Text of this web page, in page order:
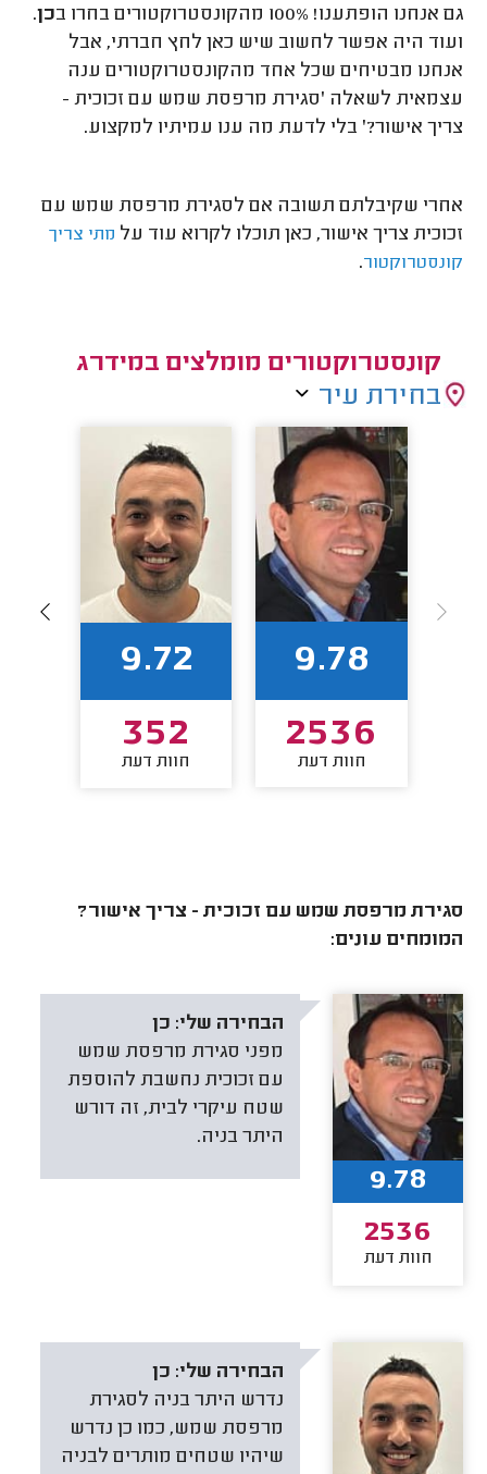
גם אנחנו הופתענו! 100% מהקונסטרוקטורים בחרו ב כן.
ועוד היה אפשר לחשוב שיש כאן לחץ חברתי, אבל
אנחנו מבטיחים שכל אחד מהקונסטרוקטורים ענה
עצמאית לשאלה 'סגירת מרפסת שמש עם זכוכית -
צריך אישור?' בלי לדעת מה ענו עמיתיו למקצוע.
אחרי שקיבלתם תשובה אם לסגירת מרפסת שמש עם
זכוכית צריך אישור, כאן תוכלו לקרוא עוד על מתי צריך
קונסטרוקטור.
קונסטרוקטורים מומלצים במידרג
בחירת עיר
9.78
2536
חוות דעת
9.72
352
חוות דעת
סגירת מרפסת שמש עם זכוכית - צריך אישור?
המומחים עונים:
הבחירה שלי: כן
מפני סגירת מרפסת שמש
עם זכוכית נחשבת להוספת
שטח עיקרי לבית, זה דורש
היתר בניה.
9.78
2536
חוות דעת
הבחירה שלי: כן
נדרש היתר בניה לסגירת
מרפסת שמש, כמו כן נדרש
שיהיו שטחים מותרים לבניה